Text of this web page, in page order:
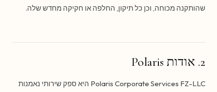
שהותקנה מכוחה, וכן כל תיקון, החלפה או חקיקה מחדש שלה.
2. אודות Polaris
Polaris Corporate Services FZ-LLC היא ספק שירותי נאמנות